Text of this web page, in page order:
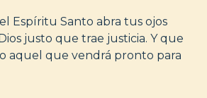
Espíritu Santo abra tus ojos
justo que trae justicia. Y que
aquel que vendrá pronto para